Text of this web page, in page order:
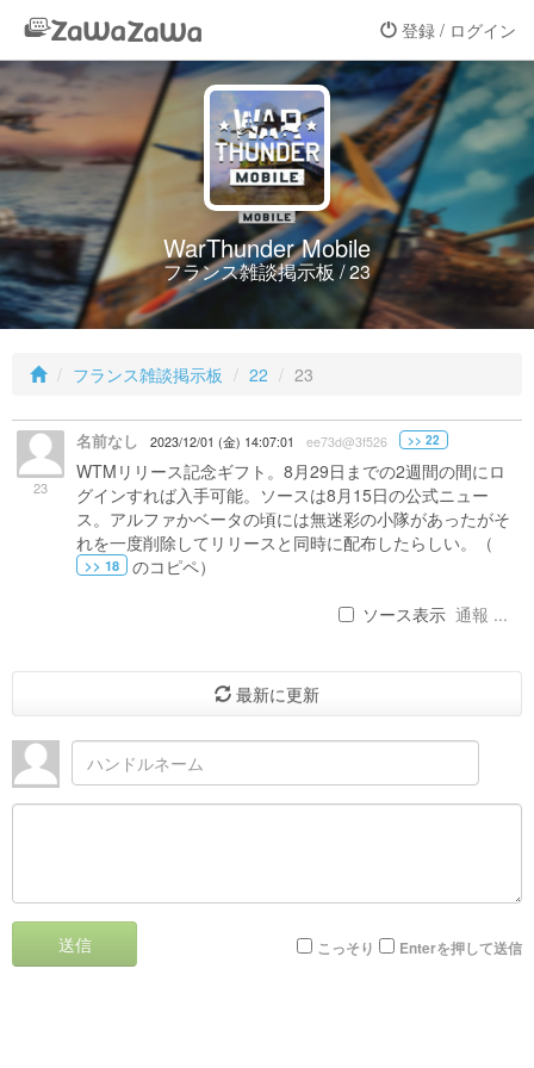
登録 / ログイン
WarThunder Mobile
フランス雑談掲示板 / 23
フランス雑談掲示板 22 23
23
名前なし 2023/12/01 (金) 14:07:01 ee73d@3f526 >> 22
WTMリリース記念ギフト。8月29日までの2週間の間にロ
グインすれば入手可能。ソースは8月15日の公式ニュー
ス。アルファかベータの頃には無迷彩の小隊があったがそ
れを一度削除してリリースと同時に配布したらしい。（
>> 18
のコピペ）
ソース表示 通報 ...
最新に更新
送信 こっそり Enterを押して送信